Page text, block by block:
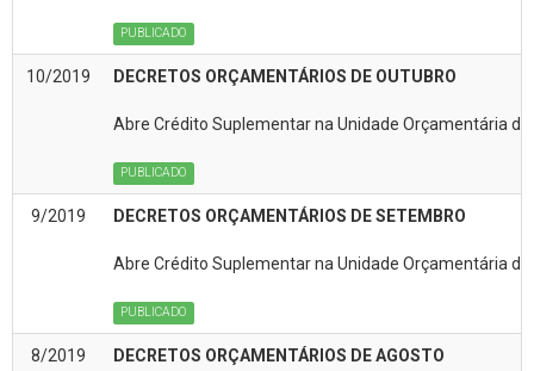
PUBLICADO
10/2019 DECRETOS ORÇAMENTÁRIOS DE OUTUBRO
Abre Crédito Suplementar na Unidade Orçamentária
PUBLICADO
9/2019 DECRETOS ORÇAMENTÁRIOS DE SETEMBRO
Abre Crédito Suplementar na Unidade Orçamentária
PUBLICADO
8/2019 DECRETOS ORÇAMENTÁRIOS DE AGOSTO